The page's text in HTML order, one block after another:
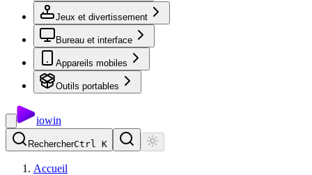
Jeux et divertissement
Bureau et interface
Appareils mobiles
Outils portables
iowin
RechercherCtrl K
Accueil